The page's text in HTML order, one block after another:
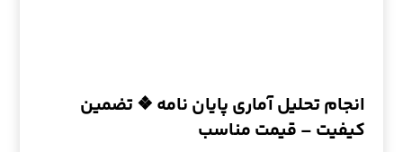
انجام تحلیل آماری پایان نامه ❖ تضمین
کیفیت – قیمت مناسب